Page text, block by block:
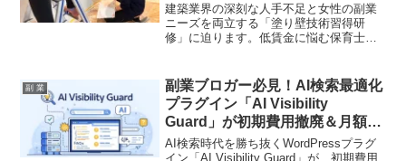
建築業界の深刻な人手不足と女性の副業
ニーズを両立する「塗り壁技術習得研
修」に迫ります。低賃金に悩む保育士や
掘り！
副 業
副業ブロガー必見！AI検索最適化
プラグイン「AI Visibility
Guard」が初期費用撤廃＆月額
4,980円の新プランで推し活を強
力サポート！
AI検索時代を勝ち抜くWordPressプラグ
イン「AI Visibility Guard」が、初期費用